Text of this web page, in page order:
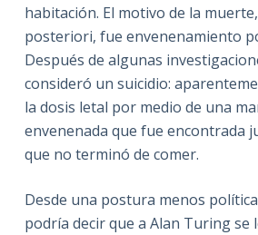
habitación. El motivo de la
posteriori, fue envenenamiento
Después de algunas
consideró un suicidio:
la dosis letal por medio de una
envenenada que fue encontrada
que no terminó de comer.
Desde una postura menos
podría decir que a Alan Turing se